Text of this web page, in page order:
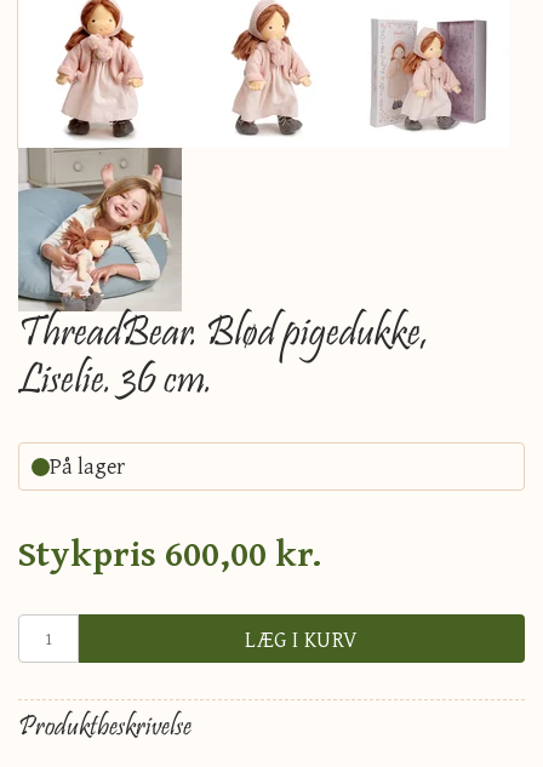
ThreadBear. Blød pigedukke,
Liselie. 36 cm.
På lager
Stykpris 600,00 kr.
LÆG I KURV
Produktbeskrivelse